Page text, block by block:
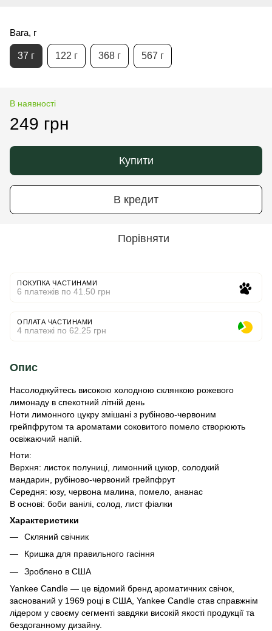
Вага, г
37 г 122 г 368 г 567 г
В наявності
249 грн
Купити
В кредит
Порівняти
ПОКУПКА ЧАСТИНАМИ
6 платежів по 41.50 грн
ОПЛАТА ЧАСТИНАМИ
4 платежі по 62.25 грн
Опис
Насолоджуйтесь високою холодною склянкою рожевого
лимонаду в спекотний літній день
Ноти лимонного цукру змішані з рубіново-червоним
грейпфрутом та ароматами соковитого помело створюють
освіжаючий напій.
Ноти:
Верхня: листок полуниці, лимонний цукор, солодкий
мандарин, рубіново-червоний грейпфрут
Середня: юзу, червона малина, помело, ананас
В основі: боби ванілі, солод, лист фіалки
Характеристики
Скляний свічник
Кришка для правильного гасіння
Зроблено в США
Yankee Candle — це відомий бренд ароматичних свічок,
заснований у 1969 році в США, Yankee Candle став справжнім
лідером у своєму сегменті завдяки високій якості продукції та
бездоганному дизайну.